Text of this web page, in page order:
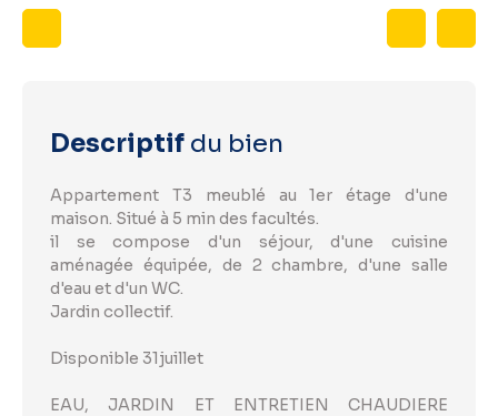
Descriptif du bien
Appartement T3 meublé au 1er étage d'une
maison. Situé à 5 min des facultés.
il se compose d'un séjour, d'une cuisine
aménagée équipée, de 2 chambre, d'une salle
d'eau et d'un WC.
Jardin collectif.
Disponible 31juillet
EAU, JARDIN ET ENTRETIEN CHAUDIERE